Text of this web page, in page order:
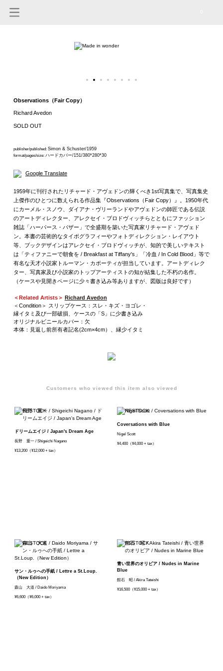
Observations（Fair Copy）
Richard Avedon
SOLD OUT
publisher/published: Simon & Schuster/1959
format/pages/size: ハードカバー/151/380*280*30
Google Translate
1959年に刊行されたリチャード・アヴェドンの輝くべき1st写真集で、写真集史
上傑作のひとつに数えられる作品集『Observations（Fair Copy）』。1950年代
にカーメル・スノウ、ダイアナ・ヴリーランドやアヴェドンの師匠である伝説
のアートディレクター、アレクセイ・ブロドヴィッチらとともにファッション
雑誌「ハーパース・バザー」で全盛期を築いた写真家リチャード・アヴェド
ン。本書の芸術的なタイポグラフィーやフォトディレクション・レイアウト
等、ブックデザインはアレクセイ・ブロドヴィッチが、知的で美しいテキスト
は「ティファニーで朝食を / Breakfast at Tiffany's」「冷血 / In Cold Blood」等で
有名な天才小説家トルーマン・カポーティが担当しています。アートディレク
ター、写真家及び小説家のトップアーティストの知が結集した不朽の名作。
（ケースや見開きページに少々書き込み等ありますが、図版は良好です）
＜Related Artists＞ Richard Avedon
＜Condition＞ スリップケース：スレ・キズ・ヨゴレ・
縁イタミ及び一部破損、ケースの「S」に少書き込み
オリジナルビニールカバー：欠
本体：見返し前所有者記名(2cm×4cm）、縁少イタミ
Customers who viewed this item also viewed
ドリームエイジ / Japan's Dream Age
長野 重一 / Shigeichi Nagano
¥13,200（¥12,000 + tax）
Coversations with Blue
Nigel Scott
¥4,400（¥4,000 + tax）
サン・ルゥへの手紙 / Lettre a St.Loup.
（New Edition）
森山 大道 / Daido Moriyama
¥6,600（¥6,000 + tax）
青い世界のオリビア / Nudes in Marine
Blue
館石 昭 / Akira Tateishi
¥16,500（¥15,000 + tax）